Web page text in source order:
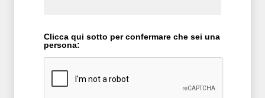
Clicca qui sotto per confermare che sei una
persona: